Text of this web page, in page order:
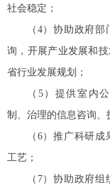
社会稳定；
（4）协助政府部
询，开展产业发展和
省行业发展规划；
（5） 提供室内
制、治理的信息咨询、
（6）推广科研成
工艺；
（7）协助政府组